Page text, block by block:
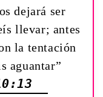
dejará ser
llevar; antes
la tentación
aguantar”